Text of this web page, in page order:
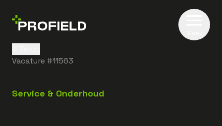
Service & Onderhoud
Vacature #11563